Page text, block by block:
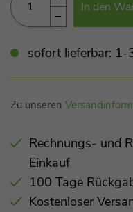
In den
sofort lieferbar: 1-
Zu unseren
Rechnungs- und
Einkauf
100 Tage
Kostenloser